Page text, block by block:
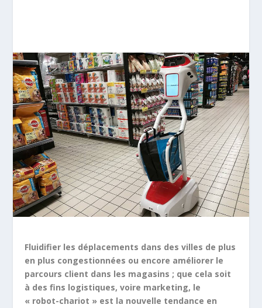
Fluidifier les déplacements dans des villes de plus
en plus congestionnées ou encore améliorer le
parcours client dans les magasins ; que cela soit
à des fins logistiques, voire marketing, le
« robot-chariot » est la nouvelle tendance en